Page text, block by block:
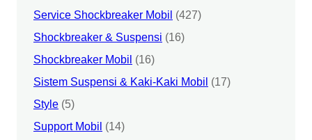
Service Shockbreaker Mobil (427)
Shockbreaker & Suspensi (16)
Shockbreaker Mobil (16)
Sistem Suspensi & Kaki-Kaki Mobil (17)
Style (5)
Support Mobil (14)